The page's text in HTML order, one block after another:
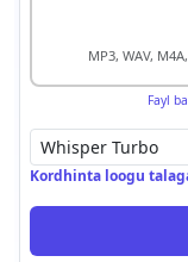
MP3, WAV,
Fayl
Kordhinta loogu